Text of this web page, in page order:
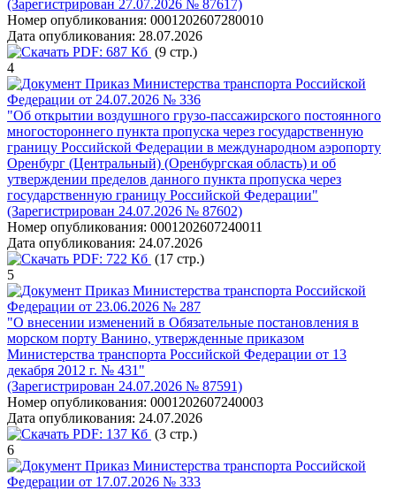
(Зарегистрирован 27.07.2026 № 87617)
Номер опубликования: 0001202607280010
Дата опубликования: 28.07.2026
PDF: 687 Кб (9 стр.)
4
Приказ Министерства транспорта Российской
Федерации от 24.07.2026 № 336
"Об открытии воздушного грузо-пассажирского постоянного
многостороннего пункта пропуска через государственную
границу Российской Федерации в международном аэропорту
Оренбург (Центральный) (Оренбургская область) и об
утверждении пределов данного пункта пропуска через
государственную границу Российской Федерации"
(Зарегистрирован 24.07.2026 № 87602)
Номер опубликования: 0001202607240011
Дата опубликования: 24.07.2026
PDF: 722 Кб (17 стр.)
5
Приказ Министерства транспорта Российской
Федерации от 23.06.2026 № 287
"О внесении изменений в Обязательные постановления в
морском порту Ванино, утвержденные приказом
Министерства транспорта Российской Федерации от 13
декабря 2012 г. № 431"
(Зарегистрирован 24.07.2026 № 87591)
Номер опубликования: 0001202607240003
Дата опубликования: 24.07.2026
PDF: 137 Кб (3 стр.)
6
Приказ Министерства транспорта Российской
Федерации от 17.07.2026 № 333